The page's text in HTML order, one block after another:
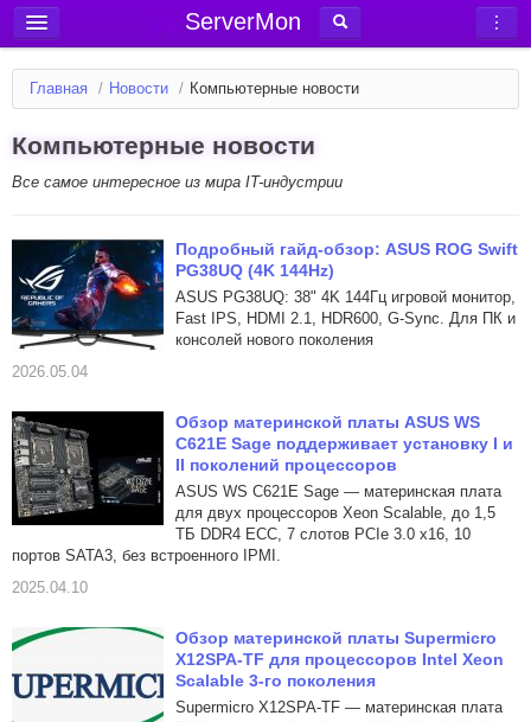
ServerMon
Добавить сервер
Мониторинг серверов
Новости
Блог
Форум
Вход в аккаунт
Главная / Новости / Компьютерные новости
Компьютерные новости
Все самое интересное из мира IT-индустрии
Подробный гайд-обзор: ASUS ROG Swift
PG38UQ (4K 144Hz)
ASUS PG38UQ: 38" 4K 144Гц игровой монитор,
Fast IPS, HDMI 2.1, HDR600, G-Sync. Для ПК и
консолей нового поколения
2026.05.04
Обзор ​материнской платы ASUS WS
C621E Sage поддерживает установку I и
II поколений процессоров
ASUS WS C621E Sage — материнская плата
для двух процессоров Xeon Scalable, до 1,5
ТБ DDR4 ECC, 7 слотов PCIe 3.0 x16, 10
портов SATA3, без встроенного IPMI.
2025.04.10
Обзор материнской платы Supermicro
X12SPA-TF для процессоров Intel Xeon
Scalable 3-го поколения
Supermicro X12SPA-TF — материнская плата